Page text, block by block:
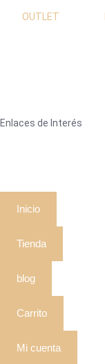
OUTLET
Enlaces de Interés
Inicio
Tienda
blog
Carrito
Mi cuenta